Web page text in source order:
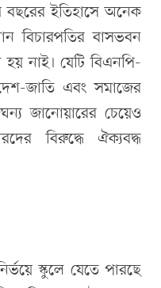
বছরের ইতিহাসে অনেক
বিচারপতির বাসভবন
হয় নাই। যেটি বিএনপি-
জাতি এবং সমাজের
জানোয়ারের চেয়েও
বিরুদ্ধে ঐক্যবদ্ধ
স্কুলে যেতে পারছে